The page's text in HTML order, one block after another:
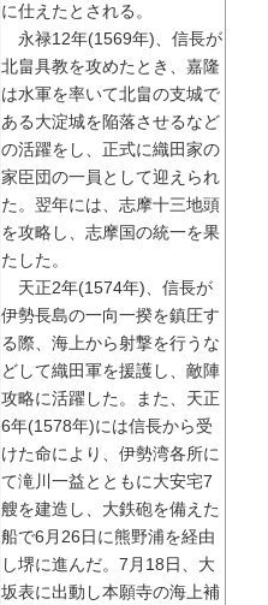
に仕えたとされる。
永禄12年(1569年)、信長が
北畠具教を攻めたとき、嘉隆
は水軍を率いて北畠の支城で
ある大淀城を陥落させるなど
の活躍をし、正式に織田家の
家臣団の一員として迎えられ
た。翌年には、志摩十三地頭
を攻略し、志摩国の統一を果
たした。
天正2年(1574年)、信長が
伊勢長島の一向一揆を鎮圧す
る際、海上から射撃を行うな
どして織田軍を援護し、敵陣
攻略に活躍した。また、天正
6年(1578年)には信長から受
けた命により、伊勢湾各所に
て滝川一益とともに大安宅7
艘を建造し、大鉄砲を備えた
船で6月26日に熊野浦を経由
し堺に進んだ。7月18日、大
坂表に出動し本願寺の海上補